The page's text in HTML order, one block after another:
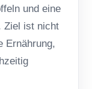
und eine
Ziel ist nicht
Ernährung,